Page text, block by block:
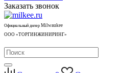
Заказать звонок
Официальный дилер Milwaukee
ООО «ТОРГИНЖИНИРИНГ»